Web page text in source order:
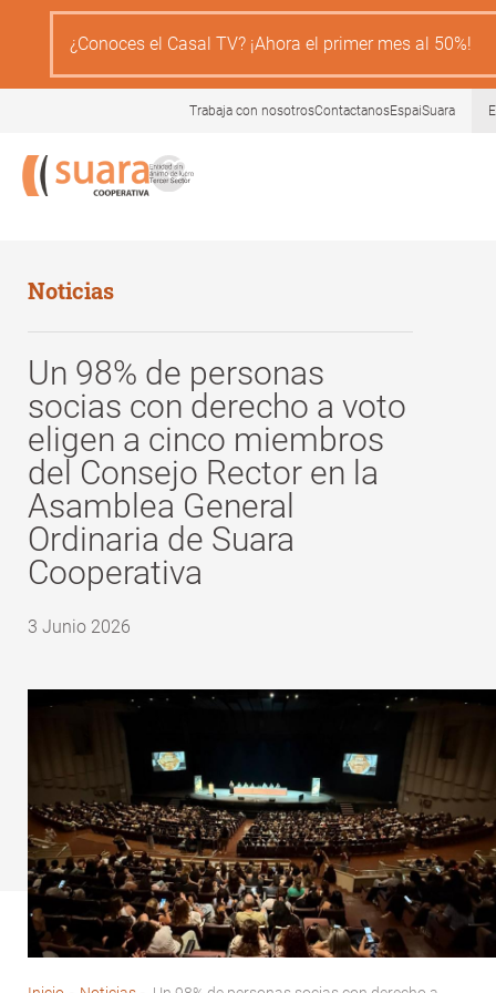
contenido
principal
¿Conoces el Casal TV? ¡Ahora el primer mes al 50%!
Trabaja con nosotrosContactanosEspaiSuara
Noticias
Un 98% de personas
socias con derecho a voto
eligen a cinco miembros
del Consejo Rector en la
Asamblea General
Ordinaria de Suara
Cooperativa
3 Junio 2026